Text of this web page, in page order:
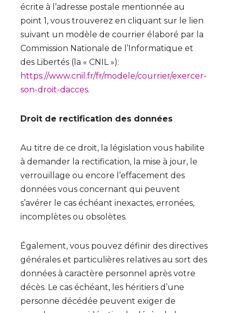
écrite à l’adresse postale mentionnée au
point 1, vous trouverez en cliquant sur le lien
suivant un modèle de courrier élaboré par la
Commission Nationale de l’Informatique et
des Libertés (la « CNIL »):
https://www.cnil.fr/fr/modele/courrier/exercer-
son-droit-dacces.
Droit de rectification des données
Au titre de ce droit, la législation vous habilite
à demander la rectification, la mise à jour, le
verrouillage ou encore l’effacement des
données vous concernant qui peuvent
s’avérer le cas échéant inexactes, erronées,
incomplètes ou obsolètes.
Également, vous pouvez définir des directives
générales et particulières relatives au sort des
données à caractère personnel après votre
décès. Le cas échéant, les héritiers d’une
personne décédée peuvent exiger de